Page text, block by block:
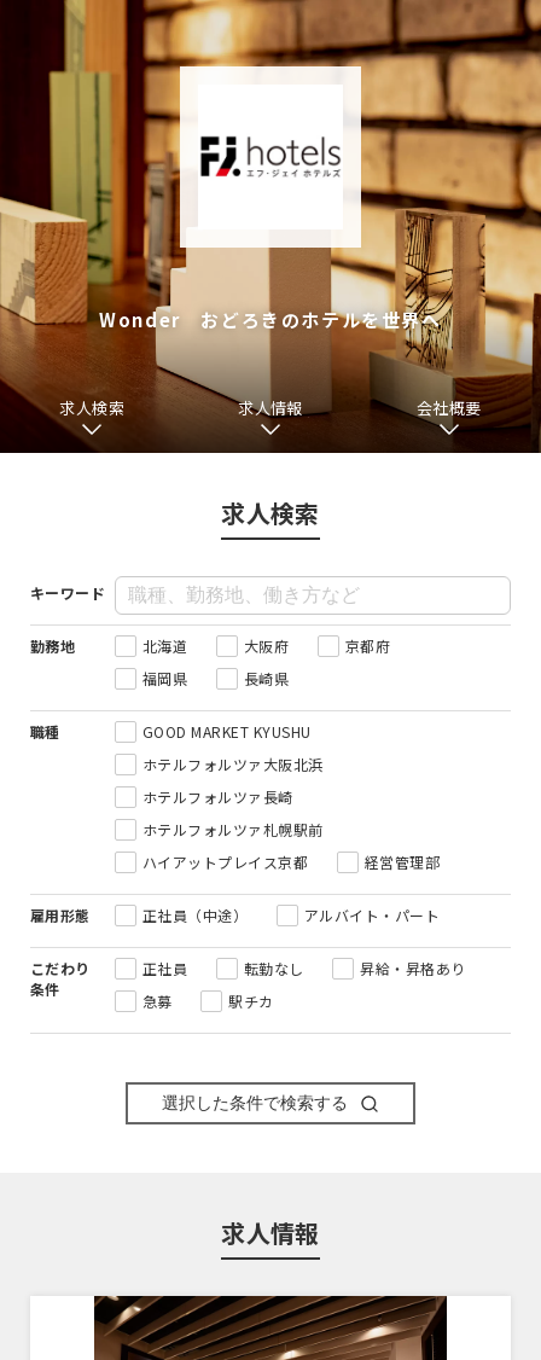
Wonder おどろきのホテルを世界へ
求人検索 求人情報 会社概要
求人検索
キーワード
勤務地 北海道 大阪府
京都府
福岡県
長崎県
職種
GOOD MARKET KYUSHU
ホテルフォルツァ大阪北浜
ホテルフォルツァ長崎
ホテルフォルツァ札幌駅前
ハイアットプレイス京都
経営管理部
雇用形態 正社員（中途） アルバイト・パート
こだわり
条件
正社員 転勤なし
昇給・昇格あり
急募
駅チカ
選択した条件で検索する
求人情報